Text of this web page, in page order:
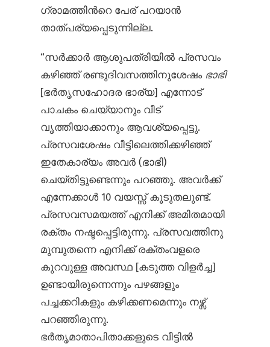
ഗ്രാമത്തിന്‍റെ പേര് പറയാന്‍
താത്പര്യപ്പെടുന്നില്ല.
“സര്‍ക്കാര്‍ ആശുപത്രിയില്‍ പ്രസവം
കഴിഞ്ഞ് രണ്ടുദിവസത്തിനുശേഷം ഭാഭി
[ഭര്‍തൃസഹോദര ഭാര്യ] എന്നോട്
പാചകം ചെയ്യാനും വീട്
വൃത്തിയാക്കാനും ആവശ്യപ്പെട്ടു.
പ്രസവശേഷം വീട്ടിലെത്തിക്കഴിഞ്ഞ്
ഇതേകാര്യം അവര്‍ (ഭാഭി)
ചെയ്തിട്ടുണ്ടെന്നും പറഞ്ഞു. അവര്‍ക്ക്
എന്നേക്കാള്‍ 10 വയസ്സ് കൂടുതലുണ്ട്.
പ്രസവസമയത്ത് എനിക്ക് അമിതമായി
രക്തം നഷ്ടപ്പെട്ടിരുന്നു. പ്രസവത്തിനു
മുമ്പുതന്നെ എനിക്ക് രക്തംവളരെ
കുറവുള്ള അവസ്ഥ [കടുത്ത വിളര്‍ച്ച]
ഉണ്ടായിരുന്നെന്നും പഴങ്ങളും
പച്ചക്കറികളും കഴിക്കണമെന്നും നഴ്സ്
പറഞ്ഞിരുന്നു.
ഭര്‍തൃമാതാപിതാക്കളുടെ വീട്ടില്‍